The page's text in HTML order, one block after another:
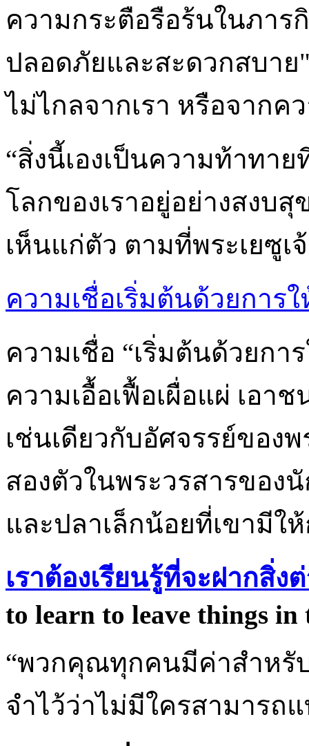
ความกระตือรือร้นในภาร
ปลอดภัยและสะดวกสบา
ไม่ไกลจากเรา หรือจากค
“สิ่งนี้เองเป็นความท้าทา
โลกของเราอยู่อย่างสงบ
เห็นแก่ตัว ตามที่พระเยซูเ
ความเชื่อเริ่มต้นด้วยการใ
ความเชื่อ “เริ่มต้นด้วยกา
ความเอื้อเฟื้อเผื่อแผ่ เอา
เช่นเดียวกับอัศจรรย์ของ
สองตัวในพระวรสารขอ
และปลาเล็กน้อยที่เขามีใ
เราต้องเรียนรู้ที่จะฝากสิ่ง
to learn to leave things in
“พวกคุณทุกคนมีค่าสำหรับ
จำไว้ว่าไม่มีใครสามาร